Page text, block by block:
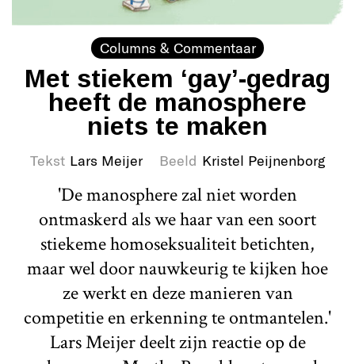
Columns & Commentaar
Met stiekem ‘gay’-gedrag
heeft de manosphere
niets te maken
Tekst Lars Meijer Beeld Kristel Peijnenborg
'De manosphere zal niet worden
ontmaskerd als we haar van een soort
stiekeme homoseksualiteit betichten,
maar wel door nauwkeurig te kijken hoe
ze werkt en deze manieren van
competitie en erkenning te ontmantelen.'
Lars Meijer deelt zijn reactie op de